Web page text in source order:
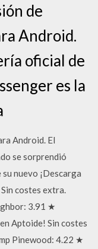
de
Android.
oficial de
es la
Android. El
se sorprendió
nuevo ¡Descarga
costes extra.
3.91 ★
Aptoide! Sin costes
Pinewood: 4.22 ★